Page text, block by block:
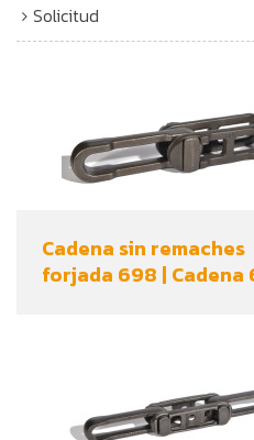
Solicitud
Cadena sin remaches
forjada 698 | Cadena